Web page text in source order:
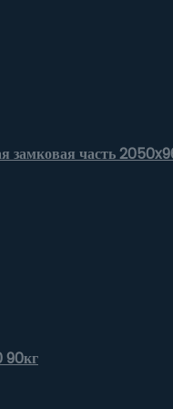
замковая часть
90кг